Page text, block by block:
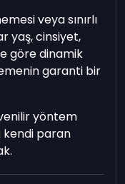
veya sınırlı
yaş, cinsiyet,
göre dinamik
garanti bir
yöntem
kendi paran